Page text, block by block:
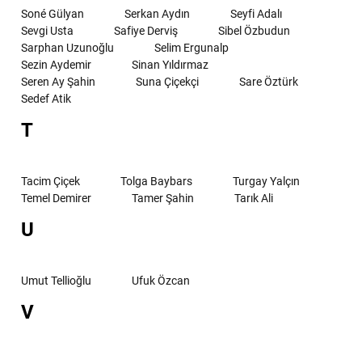
Soné Gülyan Serkan Aydın
Seyfi Adalı
Sevgi Usta
Safiye Derviş
Sibel Özbudun
Sarphan Uzunoğlu
Selim Ergunalp
Sezin Aydemir
Sinan Yıldırmaz
Seren Ay Şahin
Suna Çiçekçi
Sare Öztürk
Sedef Atik
T
Tacim Çiçek Tolga Baybars
Turgay Yalçın
Temel Demirer
Tamer Şahin Tarık Ali
U
Umut Tellioğlu Ufuk Özcan
V